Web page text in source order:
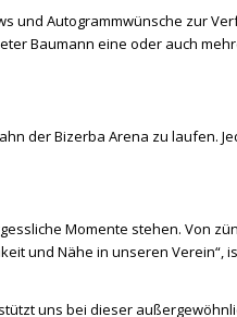
und Autogrammwünsche zur
Baumann eine oder auch
der Bizerba Arena zu laufen.
Momente stehen. Von
und Nähe in unseren Verein“,
uns bei dieser